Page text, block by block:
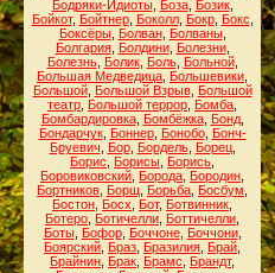
Бодряки-Идиоты, Боза, Бозик,
Бойкот, Бойтнер, Боколл, Бокр, Бокс
Боксёры, Болван, Болваны,
Болгария, Болдини, Болезни,
Болезнь, Болик, Боль, Больной,
Большая Медведица Большевики
Большой, Большой Взрыв, Большой
театр Большой террор Бомба
Бомбардировка, Бомбёжка, Бонд,
Бондарчук, Боннер, Бонобо, Бонч-
Бруевич
Бор, Бордель, Борец,
Борис
Борисы Борись
Боровиковский Борода Бородин
Бортников Борщ Борьба Босбум
Бостон Босх Бот, Ботвинник
Ботеро Ботичелли Боттичелли
Боты, Бофор, Боччоне, Боччони,
Боярский Браз Бразилия Брай
Брайнин Брак Брамс Брандт,